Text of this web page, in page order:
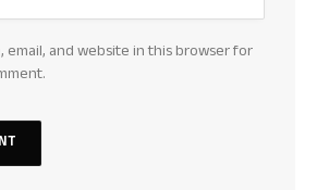
email, and website in this browser for